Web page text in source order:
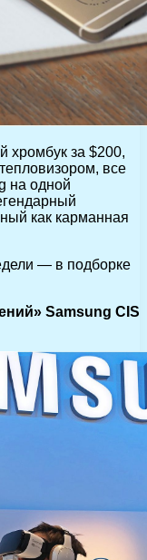
хромбук за $200,
все
на одной
как карманная
— в подборке
Samsung CIS